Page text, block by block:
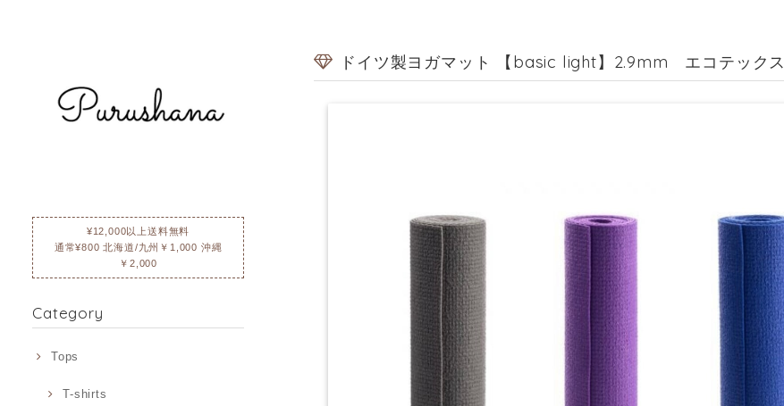
¥12,000以上送料無料
通常¥800 北海道/九州￥1,000 沖縄
￥2,000
Category
Tops
T-shirts
ドイツ製ヨガマット 【basic light】2.9mm エコテック